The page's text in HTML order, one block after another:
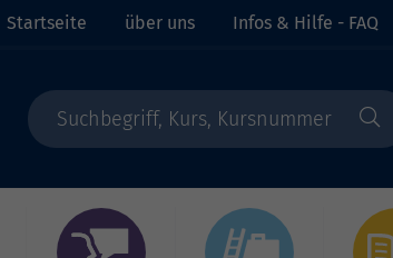
Startseite über uns Infos & Hilfe - FAQ